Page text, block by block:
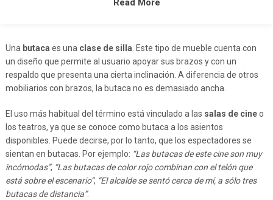
Una butaca es una clase de silla . Este tipo de mueble cuenta con
un diseño que permite al usuario apoyar sus brazos y con un
respaldo que presenta una cierta inclinación. A diferencia de otros
mobiliarios con brazos, la butaca no es demasiado ancha.
El uso más habitual del término está vinculado a las salas de cineo
los teatros, ya que se conoce como butaca a los asientos
disponibles. Puede decirse, por lo tanto, que los espectadores se
sientan en butacas. Por ejemplo: “Las butacas de este cine son muy
incómodas”, “Las butacas de color rojo combinan con el telón que
está sobre el escenario”, “El alcalde se sentó cerca de mí, a sólo tres
butacas de distancia”.